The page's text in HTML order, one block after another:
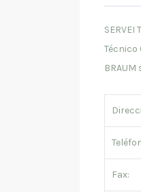
SERVEI
Técnico
BRAUM
Fax: